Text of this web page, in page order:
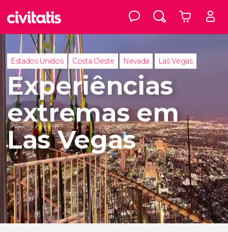
Estados Unidos Costa Oeste Nevada Las Vegas
Experiências
extremas em
Las Vegas